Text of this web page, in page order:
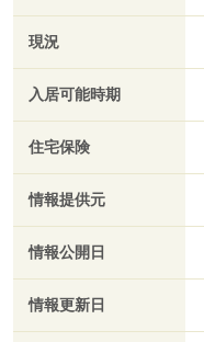
現況
入居可能時期
住宅保険
情報提供元
情報公開日
情報更新日